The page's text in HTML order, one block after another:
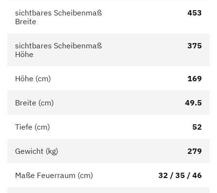
sichtbares Scheibenmaß
Breite
453
sichtbares Scheibenmaß
Höhe
375
Höhe (cm) 169
Breite (cm) 49.5
Tiefe (cm) 52
Gewicht (kg) 279
Maße Feuerraum (cm) 32 / 35 / 46